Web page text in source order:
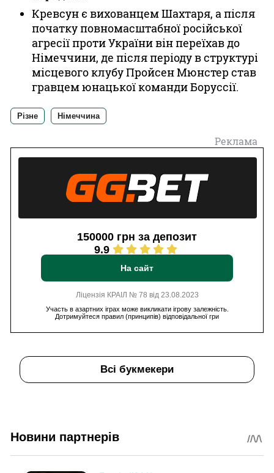
Кревсун є вихованцем Шахтаря, а після
початку повномасштабної російської
агресії проти України він переїхав до
Німеччини, де після періоду в структурі
місцевого клубу Пройсен Мюнстер став
гравцем юнацької команди Боруссії.
Різне Німеччина
Реклама
150000 грн за депозит
9.9
На сайт
Ліцензія КРАІЛ № 78 від 23.08.2023
Участь в азартних іграх може викликати ігрову залежність.
Дотримуйтеся правил (принципів) відповідальної гри
Всі букмекери